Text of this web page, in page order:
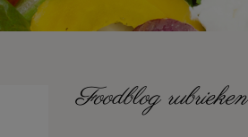
Foodblog rubrieken